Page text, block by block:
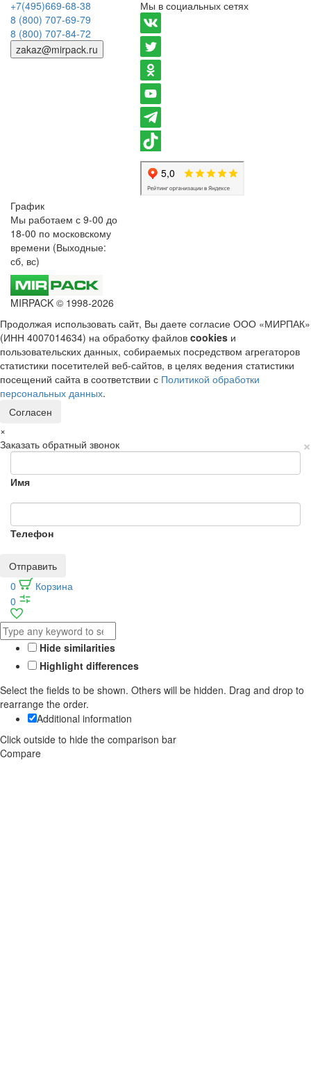
+7(495)669-68-38
8 (800) 707-69-79
8 (800) 707-84-72
zakaz@mirpack.ru
Мы в социальных сетях
График
Мы работаем с 9-00 до
18-00 по московскому
времени (Выходные:
сб, вс)
MIRPACK © 1998-2026
Продолжая использовать сайт, Вы даете согласие ООО «МИРПАК»
(ИНН 4007014634) на обработку файлов cookies и
пользовательских данных, собираемых посредством агрегаторов
статистики посетителей веб-сайтов, в целях ведения статистики
посещений сайта в соответствии с Политикой обработки
персональных данных.
Согласен
×
×
Заказать обратный звонок
Имя
Телефон
Отправить
0
Корзина
0
Hide similarities
Highlight differences
Select the fields to be shown. Others will be hidden. Drag and drop to
rearrange the order.
Additional information
Click outside to hide the comparison bar
Compare